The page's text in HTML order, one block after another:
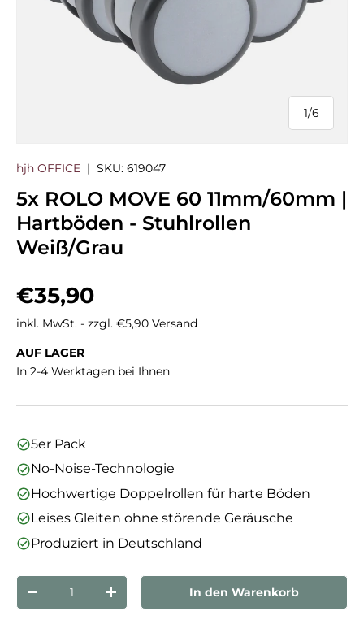
1/
von
6
hjh OFFICE | SKU: 619047
5x ROLO MOVE 60 11mm/60mm |
Hartböden - Stuhlrollen
Weiß/Grau
Normaler Preis
€35,90
inkl. MwSt. - zzgl. €5,90 Versand
AUF LAGER
In 2-4 Werktagen bei Ihnen
5er Pack
No-Noise-Technologie
Hochwertige Doppelrollen für harte Böden
Leises Gleiten ohne störende Geräusche
Produziert in Deutschland
Anzahl
Menge verringernMenge erhöhenIn den Warenkorb